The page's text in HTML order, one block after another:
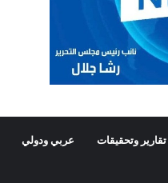
تقارير وتحقيقات عربي ودولي